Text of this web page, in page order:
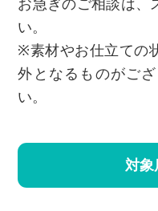
お急ぎのご相談は、
い。
※素材やお仕立ての
外となるものがご
い。
対象